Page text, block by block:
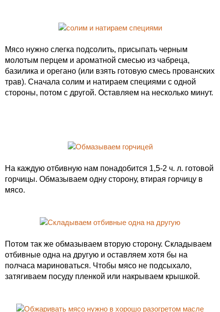
Мясо нужно слегка подсолить, присыпать черным
молотым перцем и ароматной смесью из чабреца,
базилика и орегано (или взять готовую смесь прованских
трав). Сначала солим и натираем специями с одной
стороны, потом с другой. Оставляем на несколько минут.
На каждую отбивную нам понадобится 1,5-2 ч. л. готовой
горчицы. Обмазываем одну сторону, втирая горчицу в
мясо.
Потом так же обмазываем вторую сторону. Складываем
отбивные одна на другую и оставляем хотя бы на
полчаса мариноваться. Чтобы мясо не подсыхало,
затягиваем посуду пленкой или накрываем крышкой.